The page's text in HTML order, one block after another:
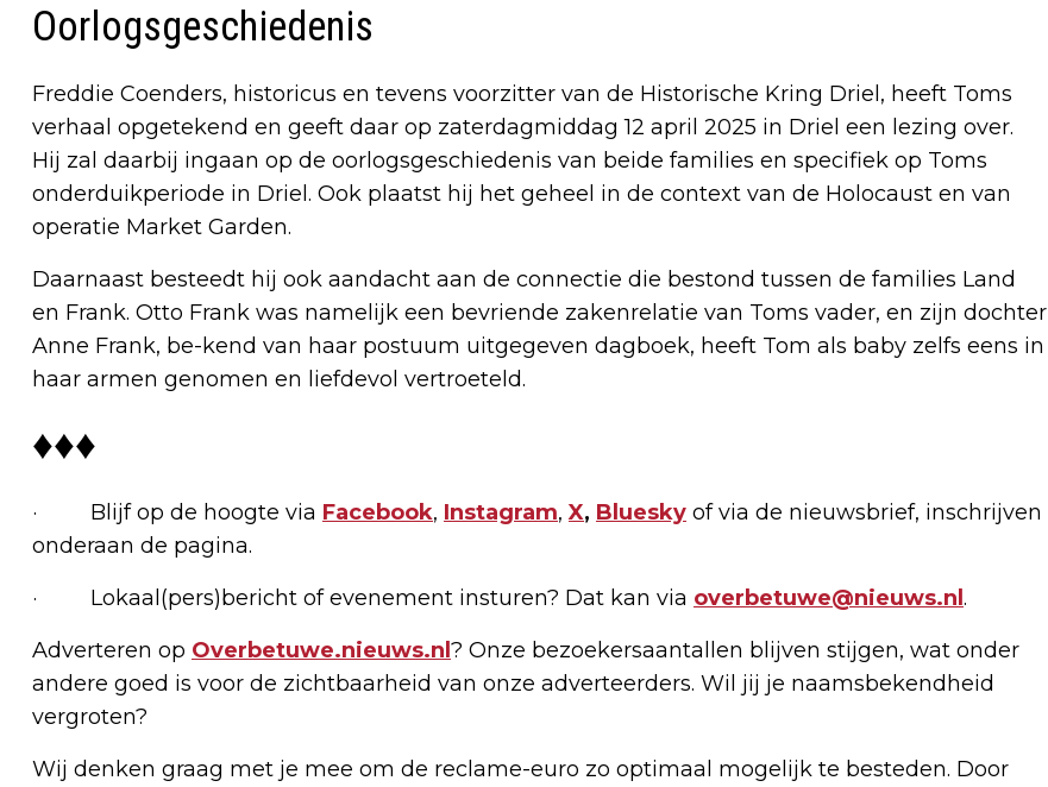
Oorlogsgeschiedenis
Freddie Coenders, historicus en tevens voorzitter van de Historische Kring Driel, heeft Toms
verhaal opgetekend en geeft daar op zaterdagmiddag 12 april 2025 in Driel een lezing over.
Hij zal daarbij ingaan op de oorlogsgeschiedenis van beide families en specifiek op Toms
onderduikperiode in Driel. Ook plaatst hij het geheel in de context van de Holocaust en van
operatie Market Garden.
Daarnaast besteedt hij ook aandacht aan de connectie die bestond tussen de families Land
en Frank. Otto Frank was namelijk een bevriende zakenrelatie van Toms vader, en zijn dochter
Anne Frank, be-kend van haar postuum uitgegeven dagboek, heeft Tom als baby zelfs eens in
haar armen genomen en liefdevol vertroeteld.
♦♦♦
· Blijf op de hoogte via Facebook, Instagram,X, Bluesky of via de nieuwsbrief, inschrijven
onderaan de pagina.
· Lokaal(pers)bericht of evenement insturen? Dat kan via overbetuwe@nieuws.nl.
Adverteren op Overbetuwe.nieuws.nl? Onze bezoekersaantallen blijven stijgen, wat onder
andere goed is voor de zichtbaarheid van onze adverteerders. Wil jij je naamsbekendheid
vergroten?
Wij denken graag met je mee om de reclame-euro zo optimaal mogelijk te besteden. Door